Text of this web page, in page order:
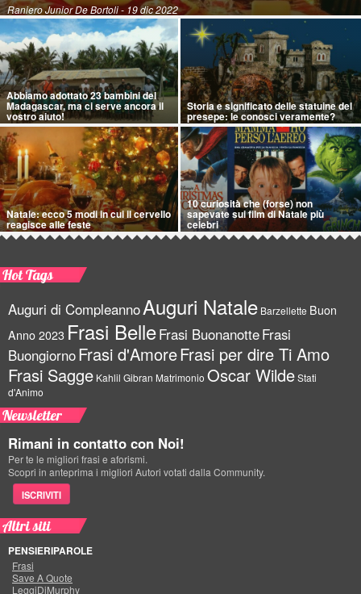
Raniero Junior De Bortoli- 19 dic 2022
Abbiamo adottato 23 bambini del
Madagascar, ma ci serve ancora il
vostro aiuto!
Storia e significato delle statuine del
presepe: le conosci veramente?
Natale: ecco 5 modi in cui il cervello
reagisce alle feste
10 curiosità che (forse) non
sapevate sui film di Natale più
celebri
Hot Tags
Auguri di CompleannoAuguri Natale Barzellette Buon
Anno 2023 Frasi BelleFrasi BuonanotteFrasi
BuongiornoFrasi d'AmoreFrasi per dire Ti Amo
Frasi Sagge Kahlil Gibran Matrimonio Oscar WildeStati
d'Animo
Newsletter
Rimani in contatto con Noi!
Per te le migliori frasi e aforismi.
Scopri in anteprima i migliori Autori votati dalla Community.
ISCRIVITI
Altri siti
PENSIERIPAROLE
Frasi
Save A Quote
LeggiDiMurphy